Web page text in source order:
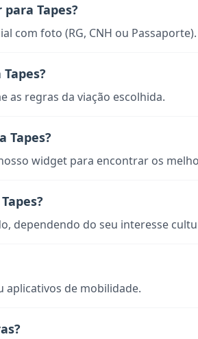
Tapes?
com foto (RG, CNH ou Passaporte).
as regras da viação escolhida.
Tapes?
widget para encontrar os
dependendo do seu interesse
de mobilidade.